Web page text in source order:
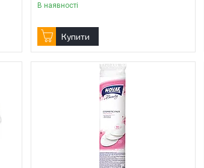
В наявності
Купити